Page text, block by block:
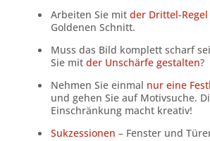
Arbeiten Sie mit der Drittel-Regel
Goldenen Schnitt.
Muss das Bild komplett scharf
Sie mit der Unschärfe gestalten?
Nehmen Sie einmal nur eine
und gehen Sie auf Motivsuche.
Einschränkung macht kreativ!
Sukzessionen – Fenster und